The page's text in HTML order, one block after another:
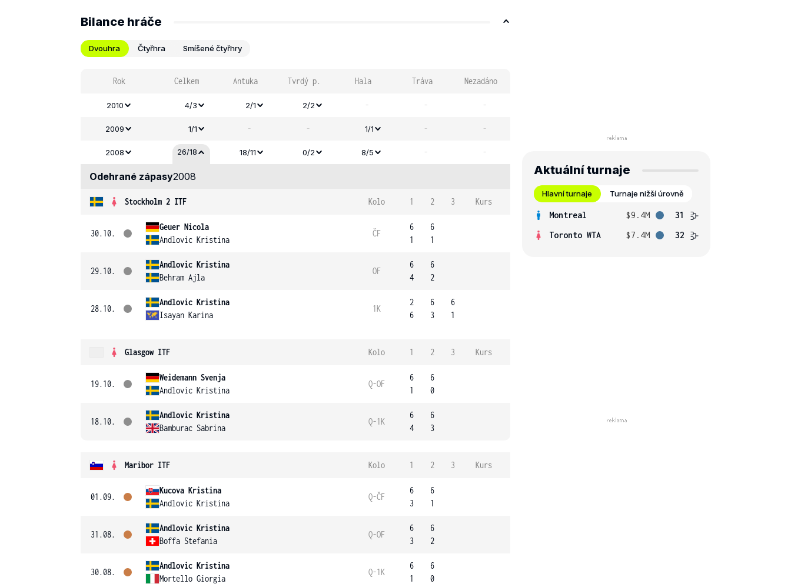
Bilance hráče
Dvouhra Čtyřhra Smíšené čtyřhry
Rok Celkem Antuka Tvrdý p. Hala Tráva Nezadáno
2010 4/3 2/1 2/2 - - -
2009 1/1 - - 1/1 - -
2008 26/18 18/11 0/2 8/5 - -
Odehrané zápasy2008
Stockholm 2 ITF Kolo 1 2 3 Kurs
30.10.
Geuer Nicola
Andlovic Kristina
ČF
6
1
6
1
29.10.
Andlovic Kristina
Behram Ajla
OF
6
4
6
2
28.10.
Andlovic Kristina
Isayan Karina
1K
2
6
6
3
6
1
Glasgow ITF Kolo 1 2 3 Kurs
19.10.
Weidemann Svenja
Andlovic Kristina
Q-OF
6
1
6
0
18.10.
Andlovic Kristina
Bamburac Sabrina
Q-1K
6
4
6
3
Maribor ITF Kolo 1 2 3 Kurs
01.09.
Kucova Kristina
Andlovic Kristina
Q-ČF
6
3
6
1
31.08.
Andlovic Kristina
Boffa Stefania
Q-OF
6
3
6
2
30.08.
Andlovic Kristina
Mortello Giorgia
Q-1K
6
1
6
0
Aktuální turnaje
Hlavní turnaje Turnaje nižší úrovně
Montreal $9.4M
31
Toronto WTA
$7.4M 32